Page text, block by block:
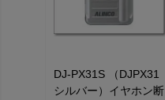
DJ-PX31S （DJPX31
シルバー）イヤホン断